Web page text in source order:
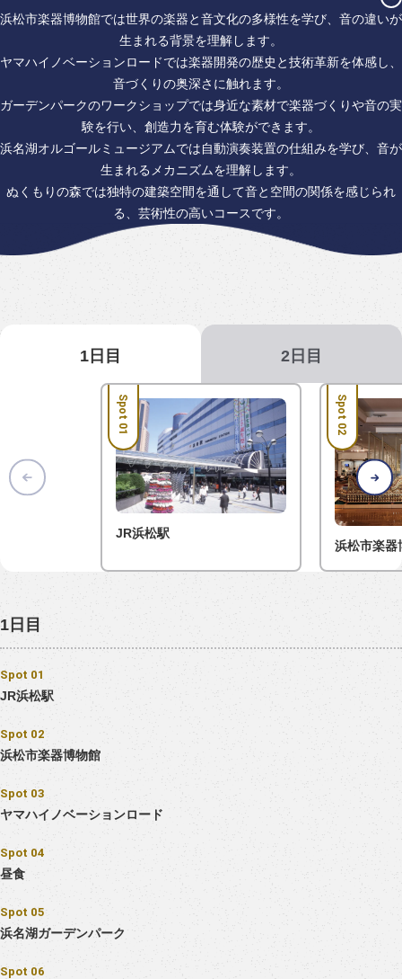
浜松市楽器博物館では世界の楽器と音文化の多様性を学び、音の違いが
生まれる背景を理解します。
ヤマハイノベーションロードでは楽器開発の歴史と技術革新を体感し、
音づくりの奥深さに触れます。
ガーデンパークのワークショップでは身近な素材で楽器づくりや音の実
験を行い、創造力を育む体験ができます。
浜名湖オルゴールミュージアムでは自動演奏装置の仕組みを学び、音が
生まれるメカニズムを理解します。
ぬくもりの森では独特の建築空間を通して音と空間の関係を感じられ
る、芸術性の高いコースです。
1日目 2日目
Spot 01
JR浜松駅
Spot 02
浜松市楽器
1日目
Spot 01
JR浜松駅
Spot 02
浜松市楽器博物館
Spot 03
ヤマハイノベーションロード
Spot 04
昼食
Spot 05
浜名湖ガーデンパーク
Spot 06